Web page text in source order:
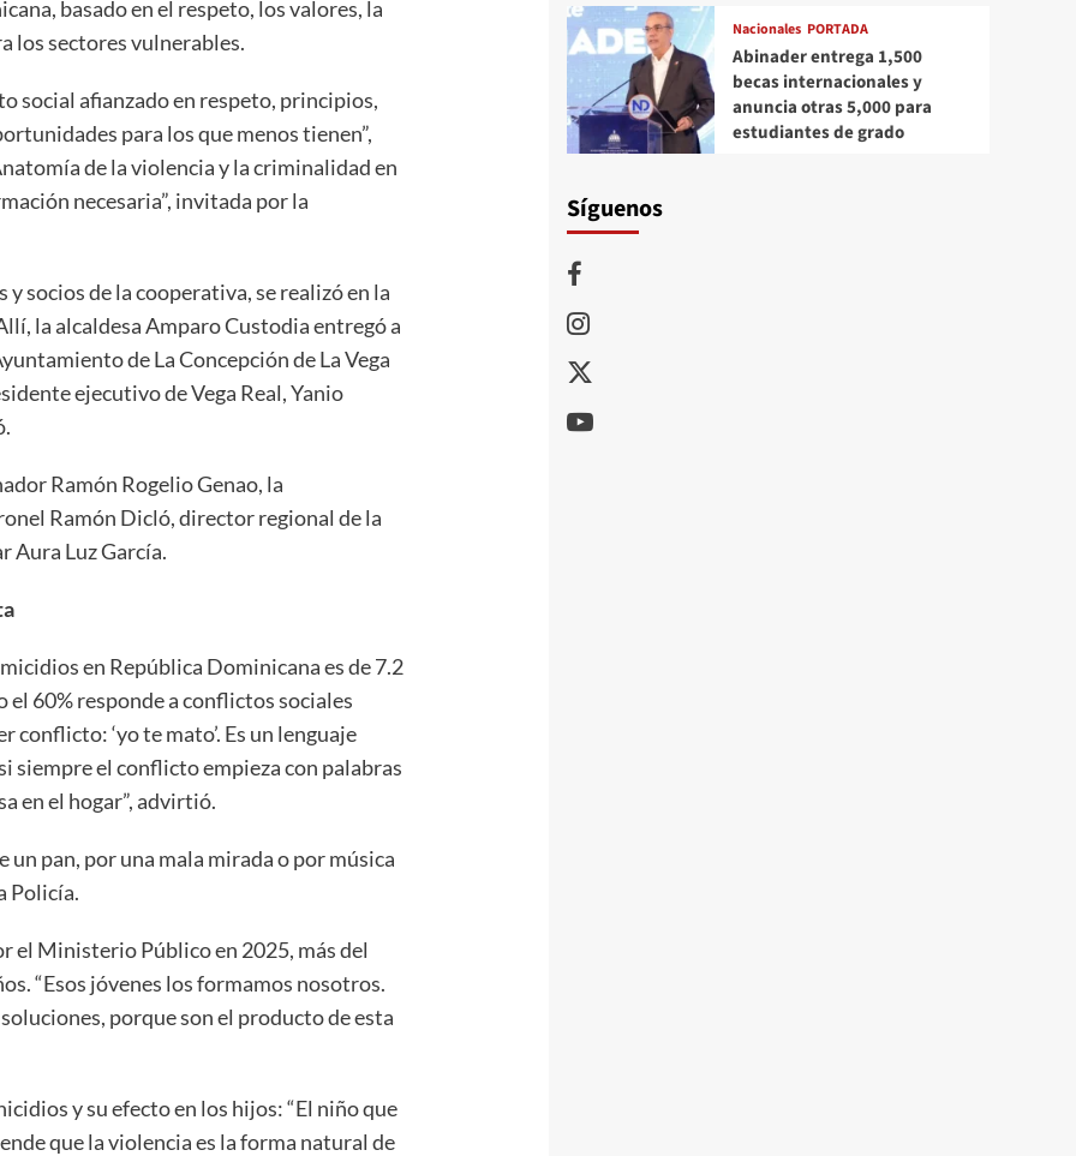
basado en el respeto, los valores, la
los sectores vulnerables.
social afianzado en respeto, principios,
para los que menos tienen”,
de la violencia y la criminalidad en
necesaria”, invitada por la
socios de la cooperativa, se realizó en la
la alcaldesa Amparo Custodia entregó a
de La Concepción de La Vega
ejecutivo de Vega Real, Yanio
Ramón Rogelio Genao, la
Ramón Dicló, director regional de la
Aura Luz García.
en República Dominicana es de 7.2
60% responde a conflictos sociales
‘yo te mato’. Es un lenguaje
siempre el conflicto empieza con palabras
en el hogar”, advirtió.
pan, por una mala mirada o por música
Policía.
el Ministerio Público en 2025, más del
“Esos jóvenes los formamos nosotros.
porque son el producto de esta
y su efecto en los hijos: “El niño que
que la violencia es la forma natural de
Nacionales PORTADA
Abinader entrega 1,500
becas internacionales y
anuncia otras 5,000 para
estudiantes de grado
Síguenos